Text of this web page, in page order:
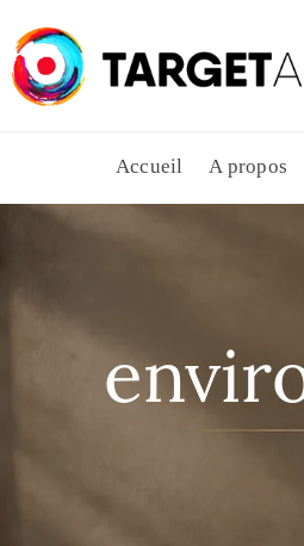
Accueil A propos